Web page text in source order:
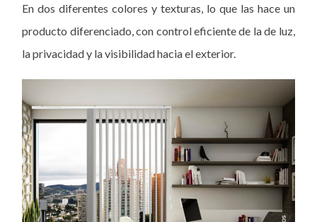
En dos diferentes colores y texturas, lo que las hace un
producto diferenciado, con control eficiente de la de luz,
la privacidad y la visibilidad hacia el exterior.